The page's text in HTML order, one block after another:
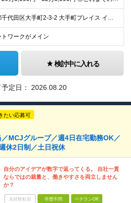
東京都千代田区大手町2-3-2 大手町プレイス イーストタワー6階
トワークがメイン
検討中に入れる
定日： 2026.08.20
たい応募可
MCJグループ／週4日在宅勤務OK／
休2日制／土日祝休
自分のアイデアが数字で返ってくる。 自社一貫
ならではの裁量と、働きやすさを両立しません
か？
未経験歓迎 学歴不問 ベテランOK